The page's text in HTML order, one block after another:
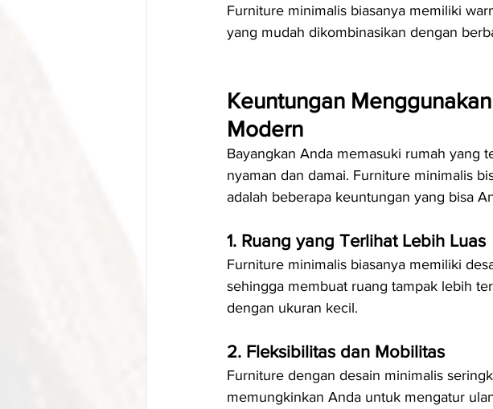
Furniture minimalis biasanya memiliki
yang mudah dikombinasikan dengan
Keuntungan
Modern
Bayangkan Anda memasuki rumah yang
nyaman dan damai. Furniture minimalis
adalah beberapa keuntungan yang bisa
1. Ruang yang Terlihat Lebih Luas
Furniture minimalis biasanya memiliki
sehingga membuat ruang tampak lebih
dengan ukuran kecil.
2. Fleksibilitas dan Mobilitas
Furniture dengan desain minimalis
memungkinkan Anda untuk mengatur